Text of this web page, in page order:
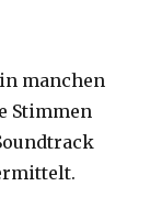
manchen
Stimmen